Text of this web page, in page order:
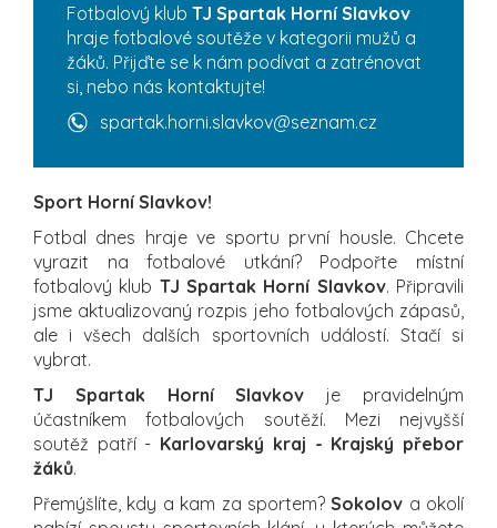
Fotbalový klub TJ Spartak Horní Slavkov
hraje fotbalové soutěže v kategorii mužů a
žáků. Přijďte se k nám podívat a zatrénovat
si, nebo nás kontaktujte!
spartak.horni.slavkov@seznam.cz
Sport Horní Slavkov!
Fotbal dnes hraje ve sportu první housle. Chcete
vyrazit na fotbalové utkání? Podpořte místní
fotbalový klub TJ Spartak Horní Slavkov. Připravili
jsme aktualizovaný rozpis jeho fotbalových zápasů,
ale i všech dalších sportovních událostí. Stačí si
vybrat.
TJ Spartak Horní Slavkov je pravidelným
účastníkem fotbalových soutěží. Mezi nejvyšší
soutěž patří - Karlovarský kraj - Krajský přebor
žáků.
Přemýšlíte, kdy a kam za sportem?Sokolov a okolí